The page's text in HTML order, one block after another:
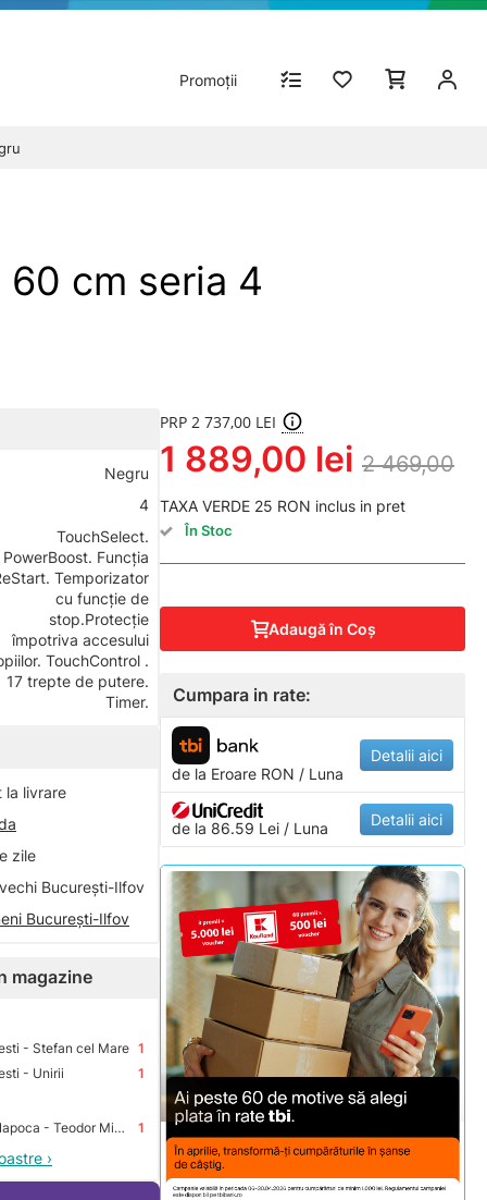
Promoții
60 cm seria 4
Negru
4
TouchSelect.
PowerBoost. Funcția
Temporizator
cu funcție de
stop.Protecție
împotriva accesului
TouchControl .
17 trepte de putere.
Timer.
la livrare
zile
București-Ilfov
București-Ilfov
magazine
- Stefan cel Mare 1
- Unirii
1
Premium Store Cluj-Napoca - Teodor Mihali 1
›
PRP 2 737,00 LEI
1 889,00 lei 2 469,00
TAXA VERDE 25 RON inclus in pret
În Stoc
Adaugă în Coş
Cumpara in rate:
de la Eroare RON / Luna
Detalii aici
de la 86.59 Lei / Luna Detalii aici